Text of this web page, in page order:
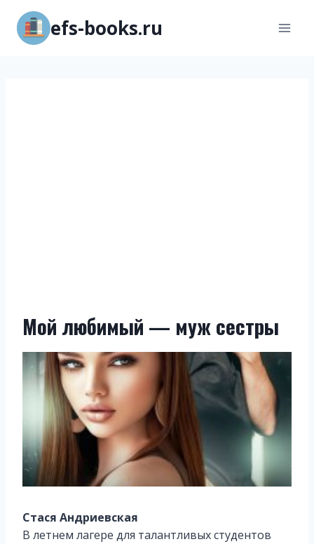
Перейти
содержимому
efs-books.ru
Мой любимый — муж сестры
Стася Андриевская
В летнем лагере для талантливых студентов